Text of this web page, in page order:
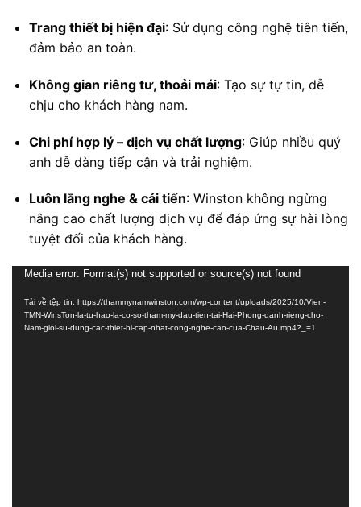
Trang thiết bị hiện đại: Sử dụng công nghệ tiên tiến,
đảm bảo an toàn.
Không gian riêng tư, thoải mái: Tạo sự tự tin, dễ
chịu cho khách hàng nam.
Chi phí hợp lý – dịch vụ chất lượng: Giúp nhiều quý
anh dễ dàng tiếp cận và trải nghiệm.
Luôn lắng nghe & cải tiến: Winston không ngừng
nâng cao chất lượng dịch vụ để đáp ứng sự hài lòng
tuyệt đối của khách hàng.
Trình
chơi
Video
Media error: Format(s) not supported or source(s) not found
Tải về tệp tin: https://thammynamwinston.com/wp-content/uploads/2025/10/Vien-
TMN-WinsTon-la-tu-hao-la-co-so-tham-my-dau-tien-tai-Hai-Phong-danh-rieng-cho-
Nam-gioi-su-dung-cac-thiet-bi-cap-nhat-cong-nghe-cao-cua-Chau-Au.mp4?_=1